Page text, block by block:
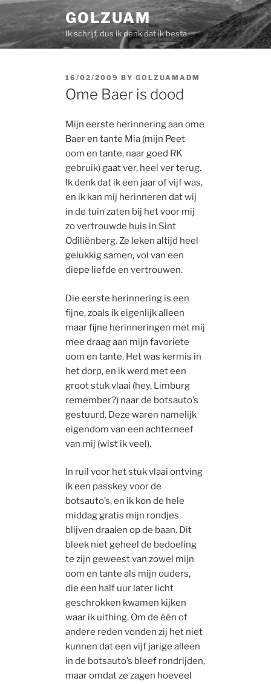
Skip
to
content
GOLZUAM
Ik schrijf, dus ik denk dat ik besta
POSTED
ON
16/02/2009 BYGOLZUAMADM
Ome Baer is dood
Mijn eerste herinnering aan ome
Baer en tante Mia (mijn Peet
oom en tante, naar goed RK
gebruik) gaat ver, heel ver terug.
Ik denk dat ik een jaar of vijf was,
en ik kan mij herinneren dat wij
in de tuin zaten bij het voor mij
zo vertrouwde huis in Sint
Odiliënberg. Ze leken altijd heel
gelukkig samen, vol van een
diepe liefde en vertrouwen.
Die eerste herinnering is een
fijne, zoals ik eigenlijk alleen
maar fijne herinneringen met mij
mee draag aan mijn favoriete
oom en tante. Het was kermis in
het dorp, en ik werd met een
groot stuk vlaai (hey, Limburg
remember?) naar de botsauto’s
gestuurd. Deze waren namelijk
eigendom van een achterneef
van mij (wist ik veel).
In ruil voor het stuk vlaai ontving
ik een passkey voor de
botsauto’s, en ik kon de hele
middag gratis mijn rondjes
blijven draaien op de baan. Dit
bleek niet geheel de bedoeling
te zijn geweest van zowel mijn
oom en tante als mijn ouders,
die een half uur later licht
geschrokken kwamen kijken
waar ik uithing. Om de één of
andere reden vonden zij het niet
kunnen dat een vijf jarige alleen
in de botsauto’s bleef rondrijden,
maar omdat ze zagen hoeveel